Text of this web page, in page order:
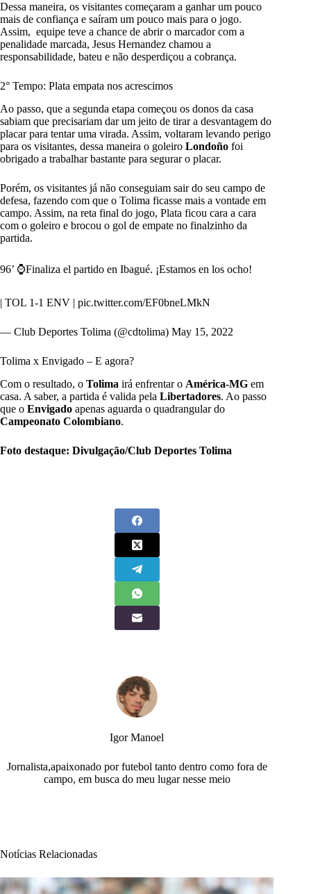
Dessa maneira, os visitantes começaram a ganhar um pouco
mais de confiança e saíram um pouco mais para o jogo.
Assim, equipe teve a chance de abrir o marcador com a
penalidade marcada, Jesus Hernandez chamou a
responsabilidade, bateu e não desperdiçou a cobrança.
2° Tempo: Plata empata nos acrescimos
Ao passo, que a segunda etapa começou os donos da casa
sabiam que precisariam dar um jeito de tirar a desvantagem do
placar para tentar uma virada. Assim, voltaram levando perigo
para os visitantes, dessa maneira o goleiro Londoño foi
obrigado a trabalhar bastante para segurar o placar.
Porém, os visitantes já não conseguiam sair do seu campo de
defesa, fazendo com que o Tolima ficasse mais a vontade em
campo. Assim, na reta final do jogo, Plata ficou cara a cara
com o goleiro e brocou o gol de empate no finalzinho da
partida.
96’ ⌚️Finaliza el partido en Ibagué. ¡Estamos en los ocho!
| TOL 1-1 ENV | pic.twitter.com/EF0bneLMkN
— Club Deportes Tolima (@cdtolima) May 15, 2022
Tolima x Envigado – E agora?
Com o resultado, o Tolima irá enfrentar o América-MG em
casa. A saber, a partida é valida pela Libertadores. Ao passo
que o Envigado apenas aguarda o quadrangular do
Campeonato Colombiano.
Foto destaque: Divulgação/Club Deportes Tolima
Igor Manoel
Jornalista,apaixonado por futebol tanto dentro como fora de
campo, em busca do meu lugar nesse meio
Notícias Relacionadas